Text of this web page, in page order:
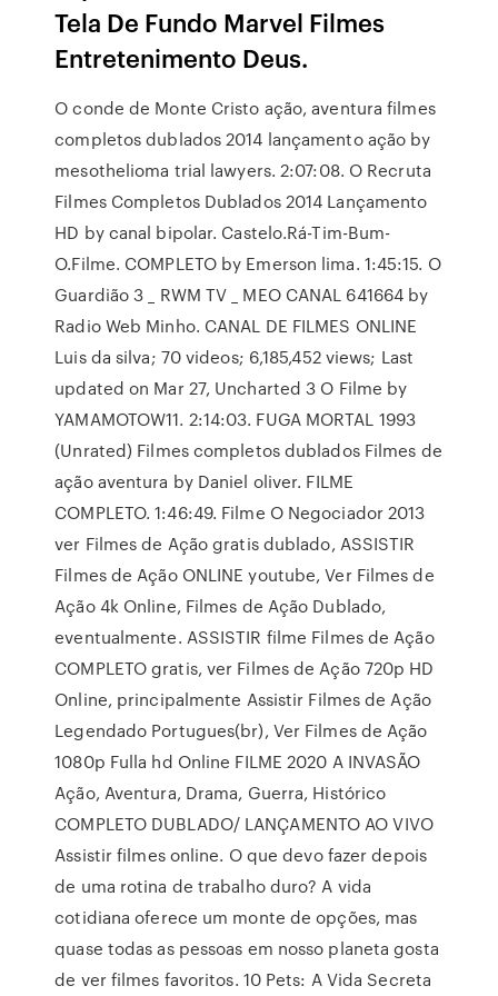
Tela De Fundo Marvel Filmes
Entretenimento Deus.
O conde de Monte Cristo ação, aventura filmes
completos dublados 2014 lançamento ação by
mesothelioma trial lawyers. 2:07:08. O Recruta
Filmes Completos Dublados 2014 Lançamento
HD by canal bipolar. Castelo.Rá-Tim-Bum-
O.Filme. COMPLETO by Emerson lima. 1:45:15. O
Guardião 3 _ RWM TV _ MEO CANAL 641664 by
Radio Web Minho. CANAL DE FILMES ONLINE
Luis da silva; 70 videos; 6,185,452 views; Last
updated on Mar 27, Uncharted 3 O Filme by
YAMAMOTOW11. 2:14:03. FUGA MORTAL 1993
(Unrated) Filmes completos dublados Filmes de
ação aventura by Daniel oliver. FILME
COMPLETO. 1:46:49. Filme O Negociador 2013
ver Filmes de Ação gratis dublado, ASSISTIR
Filmes de Ação ONLINE youtube, Ver Filmes de
Ação 4k Online, Filmes de Ação Dublado,
eventualmente. ASSISTIR filme Filmes de Ação
COMPLETO gratis, ver Filmes de Ação 720p HD
Online, principalmente Assistir Filmes de Ação
Legendado Portugues(br), Ver Filmes de Ação
1080p Fulla hd Online FILME 2020 A INVASÃO
Ação, Aventura, Drama, Guerra, Histórico
COMPLETO DUBLADO/ LANÇAMENTO AO VIVO
Assistir filmes online. O que devo fazer depois
de uma rotina de trabalho duro? A vida
cotidiana oferece um monte de opções, mas
quase todas as pessoas em nosso planeta gosta
de ver filmes favoritos. 10 Pets: A Vida Secreta